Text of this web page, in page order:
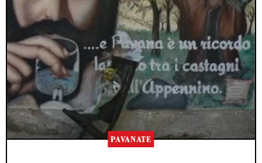
PAVANATE